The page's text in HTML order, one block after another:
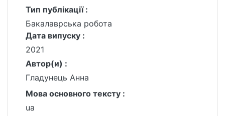
Тип публікації :
Бакалаврська робота
Дата випуску :
2021
Автор(и) :
Гладунець Анна
Мова основного тексту :
ua